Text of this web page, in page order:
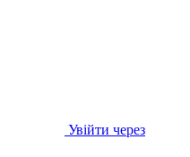
Увійти через